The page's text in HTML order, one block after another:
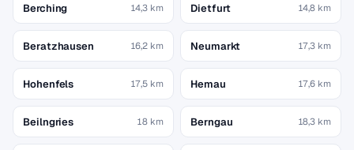
Berching 14,3 km Dietfurt 14,8 km
Beratzhausen 16,2 km Neumarkt 17,3 km
Hohenfels 17,5 km Hemau 17,6 km
Beilngries 18 km Berngau 18,3 km